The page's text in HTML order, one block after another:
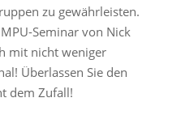
zu gewährleisten.
Seminar von Nick
mit nicht weniger
Überlassen Sie den
dem Zufall!